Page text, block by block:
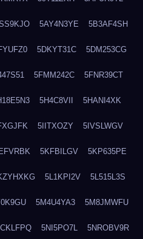
5AY4N3YE 5B3AF4SH
5DKYT31C 5DM253CG
5FMM242C 5FNR39CT
5H4C8VII 5HANI4XK
5IITXOZY 5IVSLWGV
5KFBILGV 5KP635PE
5L1KPI2V 5L515L3S
5M4U4YA3 5M8JMWFU
5NI5PO7L 5NROBV9R